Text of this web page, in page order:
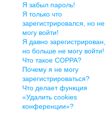
Я забыл пароль!
Я только что
зарегистрировался, но не
могу войти!
Я давно зарегистрирован,
но больше не могу войти!
Что такое COPPA?
Почему я не могу
зарегистрироваться?
Что делает функция
«Удалить cookies
конференции»?